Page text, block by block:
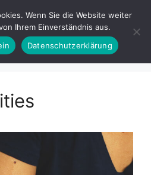
Wenn Sie die Website weiter
Ihrem Einverständnis aus.
Datenschutzerklärung